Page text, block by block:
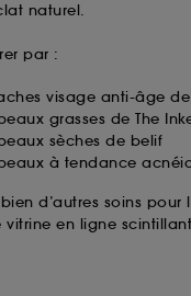
naturel.
par :
visage anti-âge
grasses de The
sèches de belif
à tendance
d’autres soins pour
en ligne